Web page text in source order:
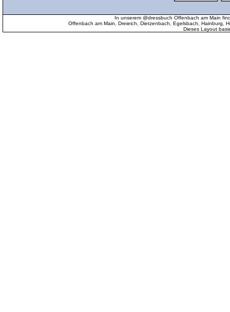
In unserem @dressbuch Offenbach am Main
Offenbach am Main, Dreieich, Dietzenbach, Egelsbach, Hainburg,
Dieses Layout